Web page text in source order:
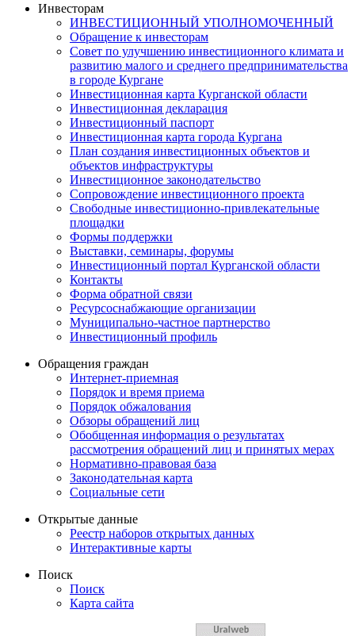
Инвесторам
ИНВЕСТИЦИОННЫЙ УПОЛНОМОЧЕННЫЙ
Обращение к инвесторам
Совет по улучшению инвестиционного климата и
развитию малого и среднего предпринимательства
в городе Кургане
Инвестиционная карта Курганской области
Инвестиционная декларация
Инвестиционный паспорт
Инвестиционная карта города Кургана
План создания инвестиционных объектов и
объектов инфраструктуры
Инвестиционное законодательство
Сопровождение инвестиционного проекта
Свободные инвестиционно-привлекательные
площадки
Формы поддержки
Выставки, семинары, форумы
Инвестиционный портал Курганской области
Контакты
Форма обратной связи
Ресурсоснабжающие организации
Муниципально-частное партнерство
Инвестиционный профиль
Обращения граждан
Интернет-приемная
Порядок и время приема
Порядок обжалования
Обзоры обращений лиц
Обобщенная информация о результатах
рассмотрения обращений лиц и принятых мерах
Нормативно-правовая база
Законодательная карта
Социальные сети
Открытые данные
Реестр наборов открытых данных
Интерактивные карты
Поиск
Поиск
Карта сайта